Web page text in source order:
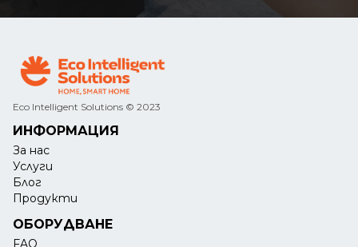
Eco Intelligent Solutions © 2023
ИНФОРМАЦИЯ
За нас
Услуги
Блог
Продукти
ОБОРУДВАНЕ
FAQ